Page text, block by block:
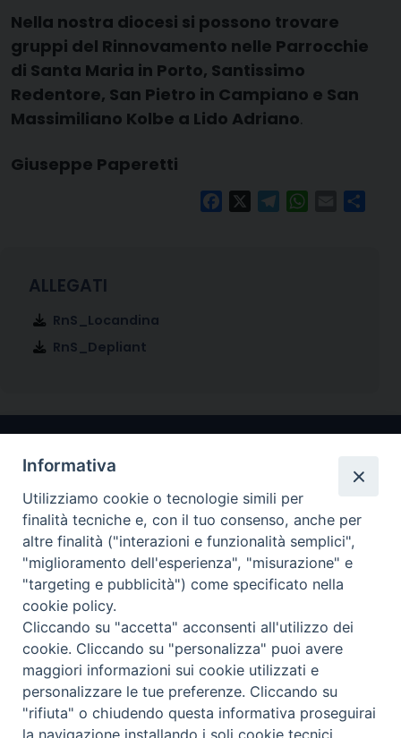
Nella nostra diocesi si possono trovare
gruppi del Rinnovamento nelle Parrocchie
di Santa Maria in Porto, Santissimo
Redentore, San Pietro in Campiano e San
Massimiliano Kolbe a Lido Adriano.
Giuseppe Paperetti
FacebookTelegramWhatsApp
Email
RnS_Locandina
RnS_Depliant
Arcidiocesi di Ravenna-Cervia
CONTATTI
Piazza Arcivescovado, 1 48121- Ravenna
tel 0544.541655
curia@diocesiravennacervia.it
Informativa
Utilizziamo cookie o tecnologie simili per
finalità tecniche e, con il tuo consenso, anche per
altre finalità ("interazioni e funzionalità semplici",
"miglioramento dell'esperienza", "misurazione" e
"targeting e pubblicità") come specificato nella
cookie policy.
Cliccando su "accetta" acconsenti all'utilizzo dei
cookie. Cliccando su "personalizza" puoi avere
maggiori informazioni sui cookie utilizzati e
personalizzare le tue preferenze. Cliccando su
"rifiuta" o chiudendo questa informativa proseguirai